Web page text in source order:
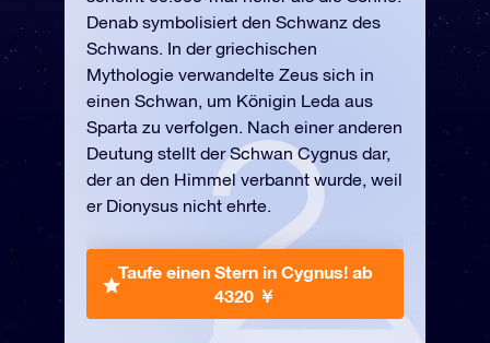
Denab symbolisiert den Schwanz des
Schwans. In der griechischen
Mythologie verwandelte Zeus sich in
einen Schwan, um Königin Leda aus
Sparta zu verfolgen. Nach einer anderen
Deutung stellt der Schwan Cygnus dar,
der an den Himmel verbannt wurde, weil
er Dionysus nicht ehrte.
Taufe einen Stern in Cygnus! ab
4320 ￥